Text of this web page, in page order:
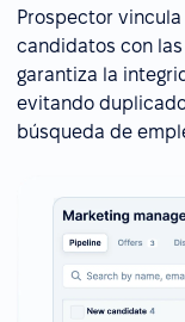
Prospector
candidatos con
garantiza la
evitando
búsqueda de